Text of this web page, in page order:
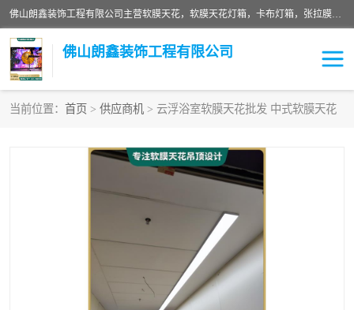
佛山朗鑫装饰工程有限公司主营软膜天花，软膜天花灯箱，卡布灯箱，张拉膜等产品，价格实惠，支持定制；公司专业装饰铺面，家居，会展特装，软膜等工程，技能精良人员，安装快、价格合理，质量保证、热诚与各方有识人士合作，欢迎新老客户来电咨询。
佛山朗鑫装饰工程有限公司
当前位置： 首页 > 供应商机 > 云浮浴室软膜天花批发 中式软膜天花
软膜吊顶